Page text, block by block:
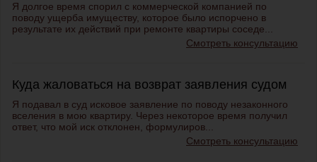
Я долгое время спорил с коммерческой компанией по
поводу ущерба имуществу, которое было испорчено в
результате их действий при ремонте квартиры соседе...
Смотреть консультацию
Куда жаловаться на возврат заявления судом
Я подавал в суд исковое заявление по поводу незаконного
вселения в мою квартиру. Через некоторое время получил
ответ, что мой иск отклонен, формулиров...
Смотреть консультацию